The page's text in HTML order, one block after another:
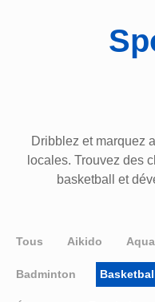
Dribblez et marquez
locales. Trouvez des
basketball et
Tous Aikido
Badminton